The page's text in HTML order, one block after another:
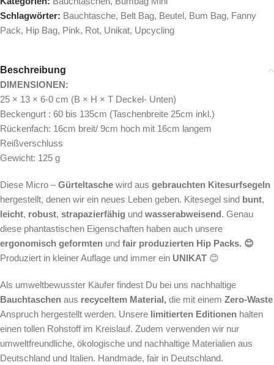
Schlagwörter: Bauchtasche, Belt Bag, Beutel, Bum Bag, Fanny
Pack, Hip Bag, Pink, Rot, Unikat, Upcycling
Beschreibung
DIMENSIONEN:
25 × 13 × 6-0 cm (B × H × T Deckel- Unten)
Beckengurt : 60 bis 135cm (Taschenbreite 25cm inkl.)
Rückenfach: 16cm breit/ 9cm hoch mit 16cm langem
Reißverschluss
Gewicht: 125 g
Diese Micro –Gürteltasche wird aus gebrauchten Kitesurfsegeln
hergestellt, denen wir ein neues Leben geben. Kitesegel sind bunt,
leicht, robust, strapazierfähig und wasserabweisend. Genau
diese phantastischen Eigenschaften haben auch unsere
ergonomisch geformten und fair produzierten Hip Packs. 😊
Produziert in kleiner Auflage und immer ein UNIKAT 😊
Als umweltbewusster Käufer findest Du bei uns nachhaltige
Bauchtaschen aus recyceltem Material, die mit einem Zero-Waste
Anspruch hergestellt werden. Unsere limitierten Editionen halten
einen tollen Rohstoff im Kreislauf. Zudem verwenden wir nur
umweltfreundliche, ökologische und nachhaltige Materialien aus
Deutschland und Italien. Handmade, fair in Deutschland.